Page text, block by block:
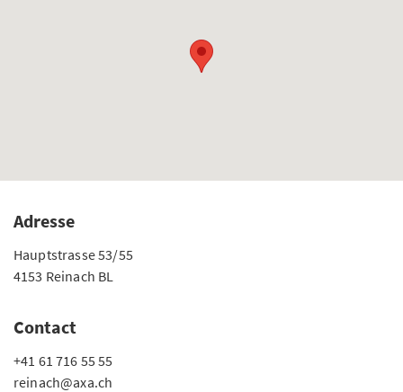
Adresse
Hauptstrasse 53/55
4153 Reinach BL
Contact
+41 61 716 55 55
reinach@axa.ch